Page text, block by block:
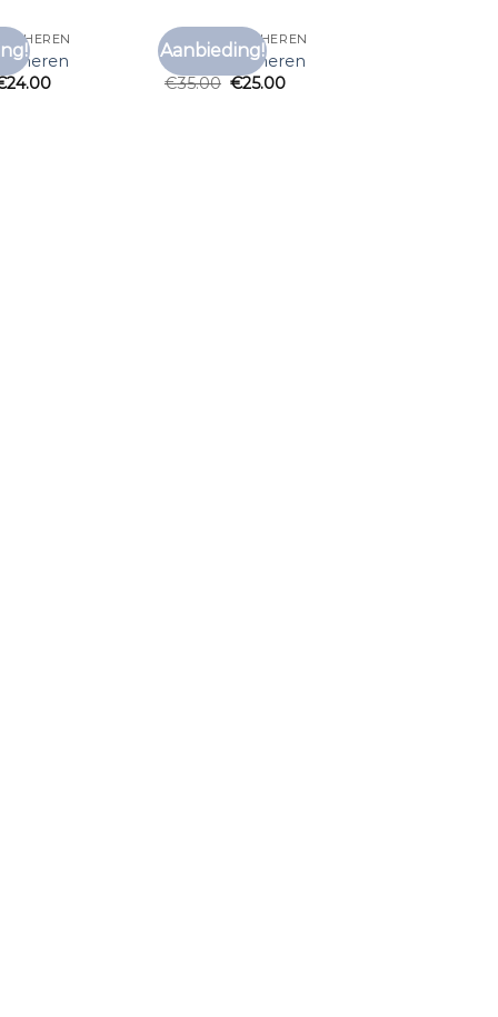
Toevoegen
HEREN
heren
24.00
Aanbieding!
Toevoegen
C&A T SHIRTS HEREN
c&a t shirts heren
€35.00 €25.00